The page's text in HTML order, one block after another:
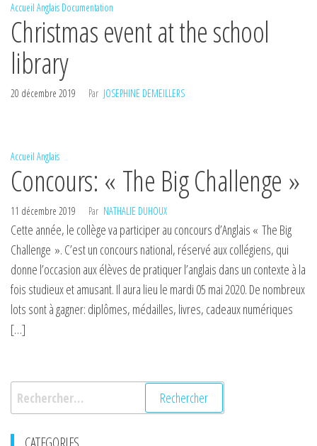
Accueil Anglais Documentation
Christmas event at the school
library
20 décembre 2019 Par JOSEPHINE DEMEILLERS
Accueil Anglais
Concours: « The Big Challenge »
11 décembre 2019 Par NATHALIE DUHOUX
Cette année, le collège va participer au concours d’Anglais « The Big
Challenge ». C’est un concours national, réservé aux collégiens, qui
donne l’occasion aux élèves de pratiquer l’anglais dans un contexte à la
fois studieux et amusant. Il aura lieu le mardi 05 mai 2020. De nombreux
lots sont à gagner: diplômes, médailles, livres, cadeaux numériques
[…]
Rechercher :